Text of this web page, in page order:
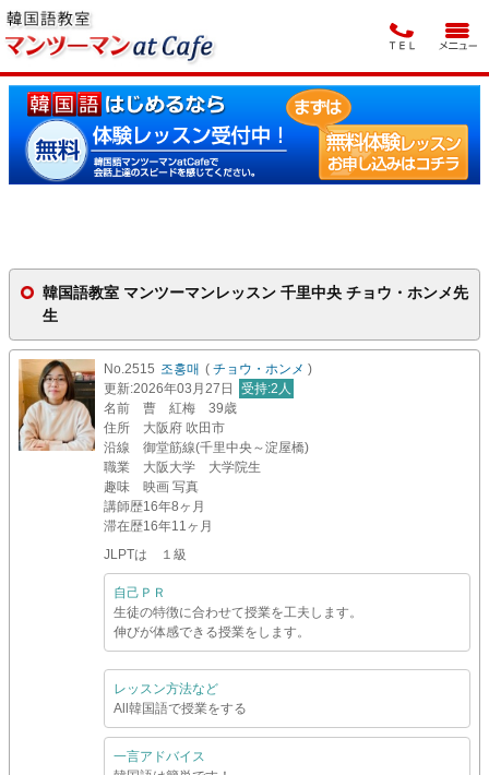
韓国語教室 マンツーマンレッスン 千里中央 チョウ・ホンメ先
生
No.2515 조홍매 ( チョウ・ホンメ )
更新:2026年03月27日 受持:2人
名前
曹 紅梅 39歳
住所
大阪府 吹田市
沿線
御堂筋線(千里中央～淀屋橋)
職業
大阪大学 大学院生
趣味
映画 写真
講師歴16年8ヶ月
滞在歴16年11ヶ月
JLPTは １級
自己ＰＲ
生徒の特徴に合わせて授業を工夫します。
伸びが体感できる授業をします。
レッスン方法など
All韓国語で授業をする
一言アドバイス